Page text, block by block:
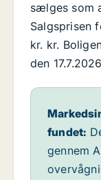
sælges som
Salgsprisen
kr. kr.
den
fundet:
gennem